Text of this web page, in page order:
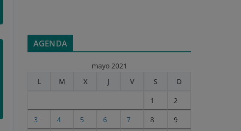
AGENDA
mayo 2021
L
M X J V S D
1 2
3 4 5 6 7 8 9